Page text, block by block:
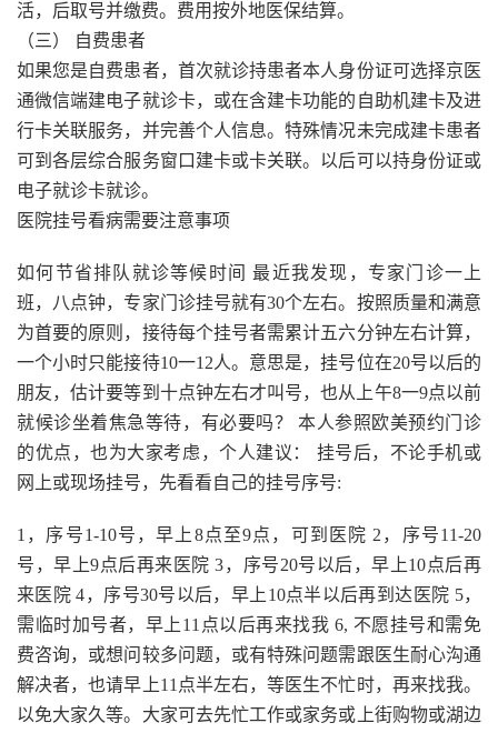
活，后取号并缴费。费用按外地医保结算。
（三） 自费患者
如果您是自费患者，首次就诊持患者本人身份证可选择京医
通微信端建电子就诊卡，或在含建卡功能的自助机建卡及进
行卡关联服务，并完善个人信息。特殊情况未完成建卡患者
可到各层综合服务窗口建卡或卡关联。以后可以持身份证或
电子就诊卡就诊。
医院挂号看病需要注意事项
如何节省排队就诊等候时间 最近我发现，专家门诊一上
班，八点钟，专家门诊挂号就有30个左右。按照质量和满意
为首要的原则，接待每个挂号者需累计五六分钟左右计算，
一个小时只能接待10一12人。意思是，挂号位在20号以后的
朋友，估计要等到十点钟左右才叫号，也从上午8一9点以前
就候诊坐着焦急等待，有必要吗？ 本人参照欧美预约门诊
的优点，也为大家考虑，个人建议： 挂号后，不论手机或
网上或现场挂号，先看看自己的挂号序号:
1，序号1-10号，早上8点至9点，可到医院 2，序号11-20
号，早上9点后再来医院 3，序号20号以后，早上10点后再
来医院 4，序号30号以后，早上10点半以后再到达医院 5，
需临时加号者，早上11点以后再来找我 6, 不愿挂号和需免
费咨询，或想问较多问题，或有特殊问题需跟医生耐心沟通
解决者，也请早上11点半左右，等医生不忙时，再来找我。
以免大家久等。大家可去先忙工作或家务或上街购物或湖边